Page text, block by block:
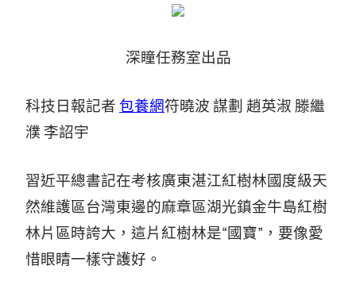
深瞳任務室出品
科技日報記者包養網符曉波 謀劃 趙英淑 滕繼
濮 李詔宇
習近平總書記在考核廣東湛江紅樹林國度級天
然維護區台灣東邊的麻章區湖光鎮金牛島紅樹
林片區時誇大，這片紅樹林是“國寶”，要像愛
惜眼睛一樣守護好。